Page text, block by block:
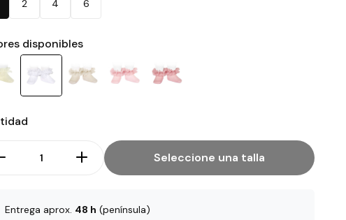
2 4 6
disponibles
Seleccione una talla
Entrega aprox. 48 h (península)